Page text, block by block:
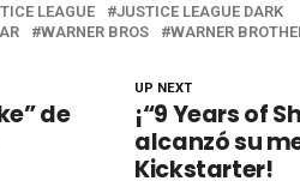
LEAGUE
JUSTICE LEAGUE DARK
WARNER BROS WARNER
UP NEXT
¡“9 Years of
alcanzó su
Kickstarter!
de